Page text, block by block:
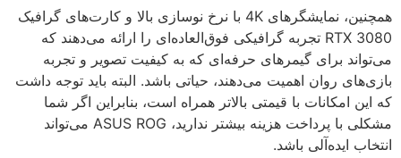
همچنین، نمایشگرهای 4K با نرخ نوسازی بالا و کارت‌های گرافیک
RTX 3080 تجربه گرافیکی فوق‌العاده‌ای را ارائه می‌دهند که
برای گیمرهای حرفه‌ای که به کیفیت تصویر و تجربه
روان اهمیت می‌دهند، حیاتی باشد. البته باید توجه داشت
امکانات با قیمتی بالاتر همراه است، بنابراین اگر شما
مشکلی با پرداخت هزینه بیشتر ندارید، ASUS ROG می‌تواند
ایده‌آلی باشد.